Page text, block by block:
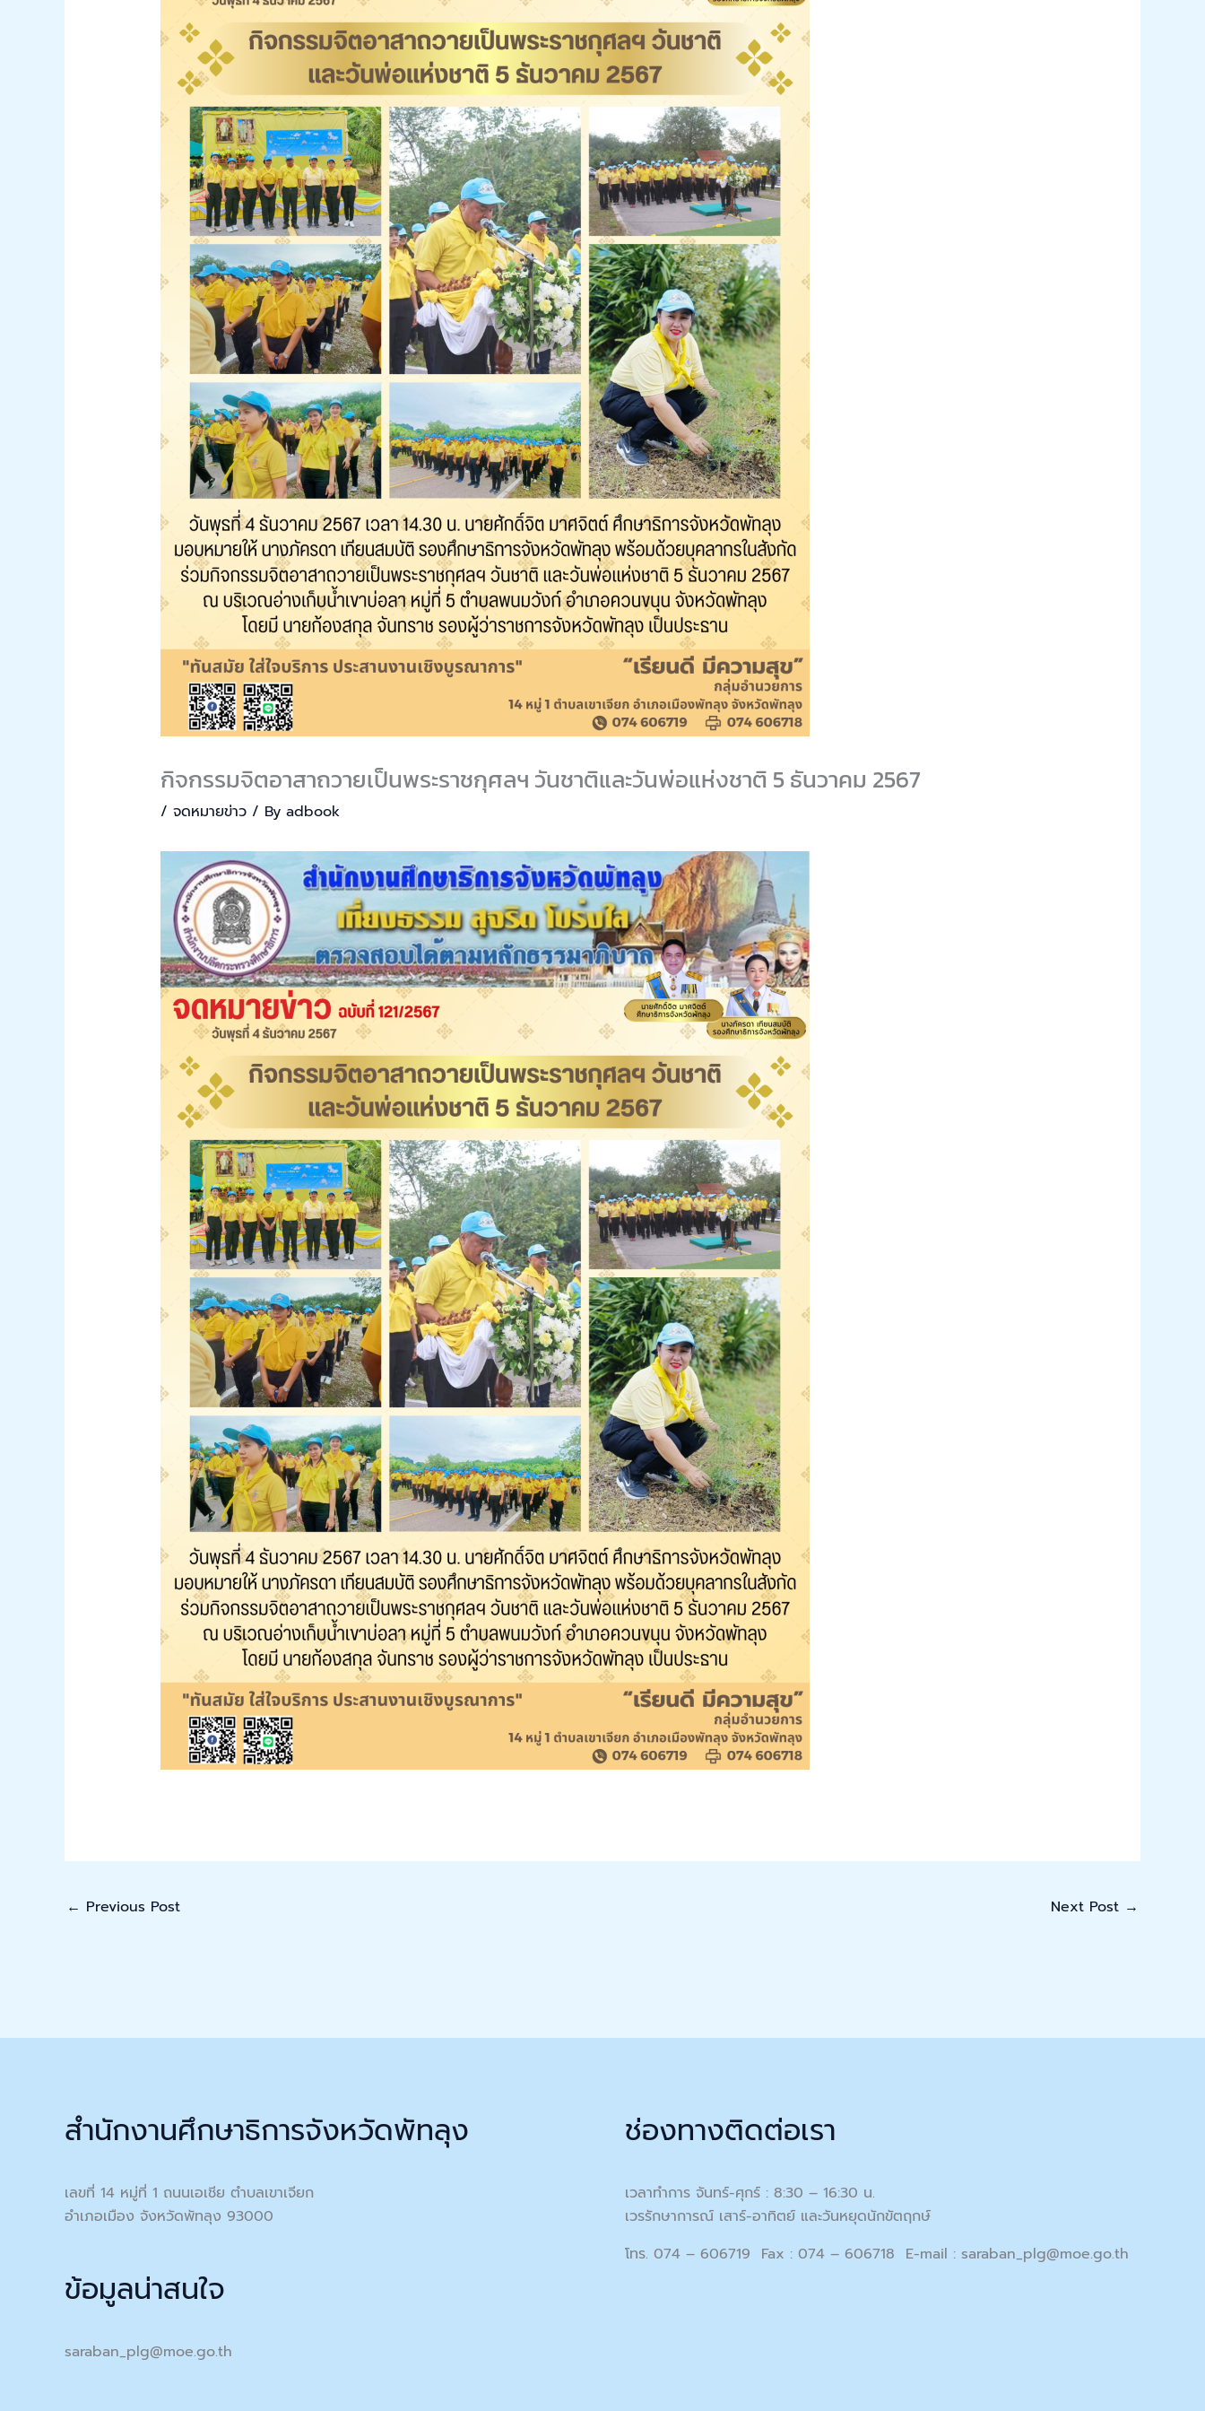
กิจกรรมจิตอาสาถวายเป็นพระราชกุศลฯ วันชาติและวันพ่อแห่งชาติ 5 ธันวาคม 2567
/ จดหมายข่าว/ By adbook
← Previous Post Next Post →
สำนักงานศึกษาธิการจังหวัดพัทลุง
เลขที่ 14 หมู่ที่ 1 ถนนเอเชีย ตำบลเขาเจียก
อำเภอเมือง จังหวัดพัทลุง 93000
ข้อมูลน่าสนใจ
saraban_plg@moe.go.th
ช่องทางติดต่อเรา
เวลาทำการ จันทร์-ศุกร์ : 8:30 – 16:30 น.
เวรรักษาการณ์ เสาร์-อาทิตย์ และวันหยุดนักขัตฤกษ์
โทร. 074 – 606719 Fax : 074 – 606718 E-mail : saraban_plg@moe.go.th